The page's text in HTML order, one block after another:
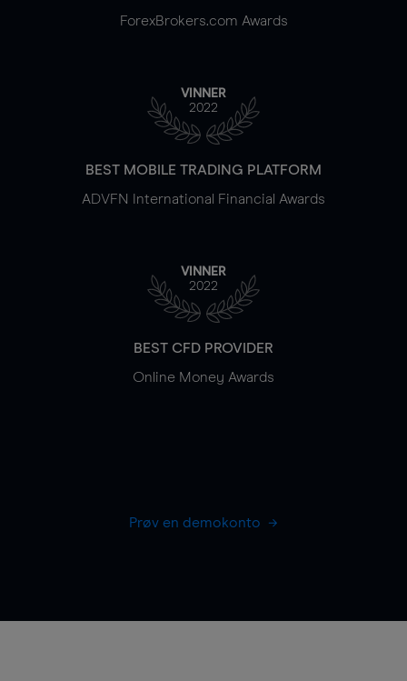
ForexBrokers.com Awards
VINNER
2022
BEST MOBILE TRADING PLATFORM
ADVFN International Financial Awards
VINNER
2022
BEST CFD PROVIDER
Online Money Awards
Prøv en demokonto